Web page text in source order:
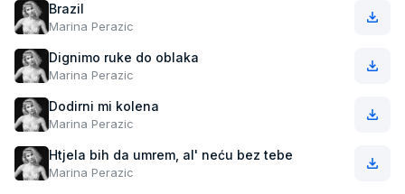
Brazil
Marina Perazic
Dignimo ruke do oblaka
Marina Perazic
Dodirni mi kolena
Marina Perazic
Htjela bih da umrem, al' neću bez tebe
Marina Perazic